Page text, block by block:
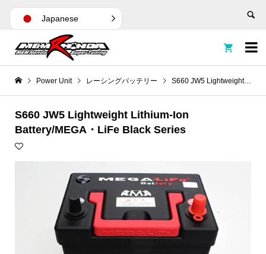


Power Unit レーシングバッテリー S660 JW5 Lightweight Lithium-Ion Battery/MEGA・LiFe Black Series
S660 JW5 Lightweight Lithium-Ion
Battery/MEGA・LiFe Black Series
Japanese